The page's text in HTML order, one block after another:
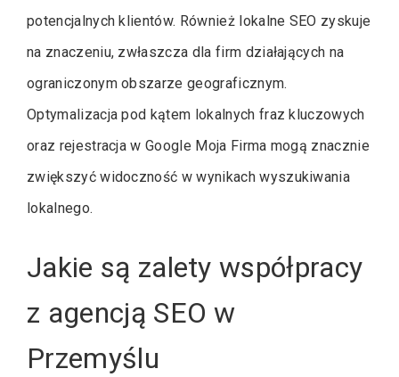
potencjalnych klientów. Również lokalne SEO zyskuje
na znaczeniu, zwłaszcza dla firm działających na
ograniczonym obszarze geograficznym.
Optymalizacja pod kątem lokalnych fraz kluczowych
oraz rejestracja w Google Moja Firma mogą znacznie
zwiększyć widoczność w wynikach wyszukiwania
lokalnego.
Jakie są zalety współpracy
z agencją SEO w
Przemyślu